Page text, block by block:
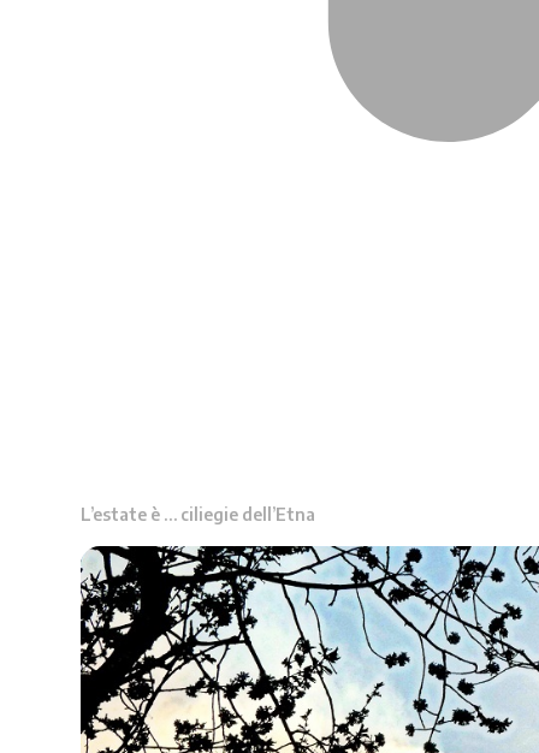
L’estate è … ciliegie dell’Etna